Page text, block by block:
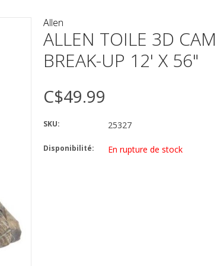
Allen
ALLEN TOILE 3D
BREAK-UP 12' X 56"
C$49.99
SKU: 25327
Disponibilité: En rupture de stock